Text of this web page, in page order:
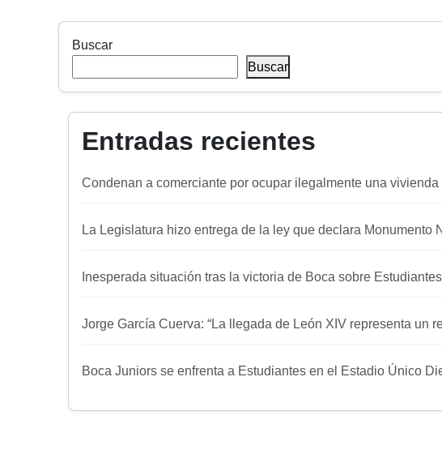
Buscar
Buscar
Entradas recientes
Condenan a comerciante por ocupar ilegalmente una
La Legislatura hizo entrega de la ley que declara Monumento
Inesperada situación tras la victoria de Boca sobre
Jorge García Cuerva: “La llegada de León XIV representa un
Boca Juniors se enfrenta a Estudiantes en el Estadio Único